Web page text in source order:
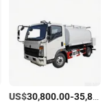
/상품
US$30,800.00-35,800.00